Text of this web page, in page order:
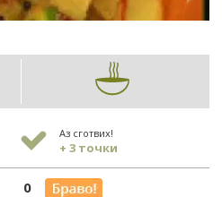
Аз сготвих!
+ 3 точки
0